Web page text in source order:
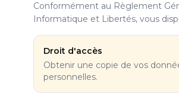
Conformément au Règlement
Informatique et Libertés, vous
Droit d'accès
Obtenir une copie de vos
personnelles.